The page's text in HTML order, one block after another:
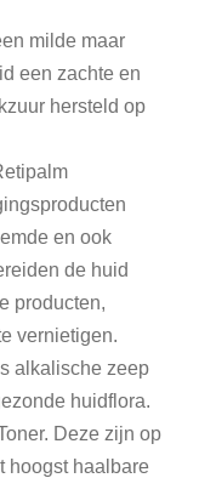
milde maar
een zachte en
hersteld op
en ook
de huid
producten,
vernietigen.
alkalische zeep
huidflora.
Deze zijn op
hoogst haalbare